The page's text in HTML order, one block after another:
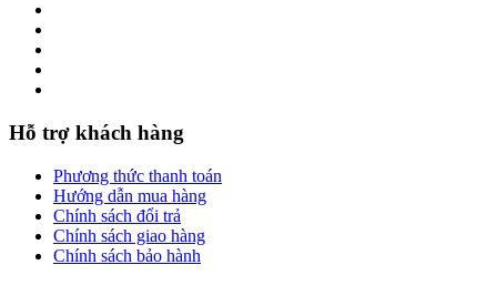
Hỗ trợ khách hàng
Phương thức thanh toán
Hướng dẫn mua hàng
Chính sách đổi trả
Chính sách giao hàng
Chính sách bảo hành